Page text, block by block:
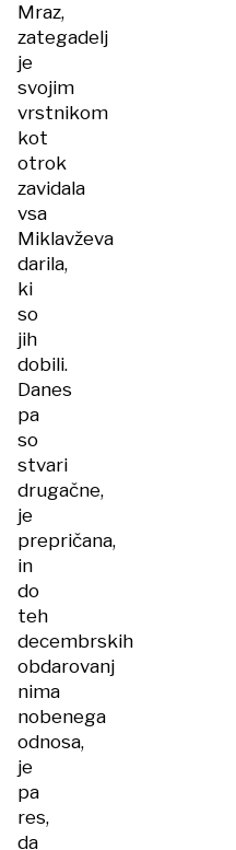
Mraz,
zategadelj
je
svojim
vrstnikom
kot
otrok
zavidala
vsa
Miklavževa
darila,
ki
so
jih
dobili.
Danes
pa
so
stvari
drugačne,
je
prepričana,
in
do
teh
decembrskih
obdarovanj
nima
nobenega
odnosa,
je
pa
res,
da